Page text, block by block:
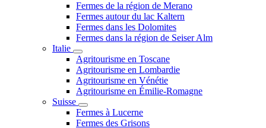
Fermes de la région de Merano
Fermes autour du lac Kaltern
Fermes dans les Dolomites
Fermes dans la région de Seiser Alm
Italie
Agritourisme en Toscane
Agritourisme en Lombardie
Agritourisme en Vénétie
Agritourisme en Émilie-Romagne
Suisse
Fermes à Lucerne
Fermes des Grisons